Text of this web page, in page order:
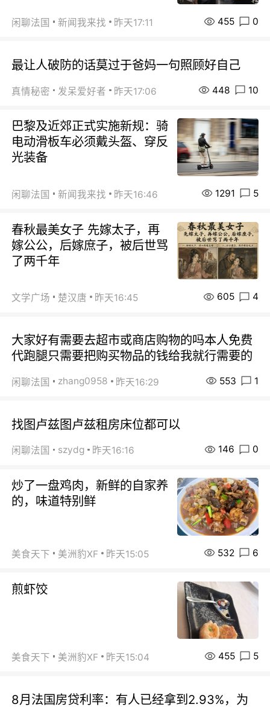
闲聊法国 新闻我来找 昨天17:11 455 0
最让人破防的话莫过于爸妈一句照顾好自己
真情秘密 发呆爱好者 昨天17:06 448 10
巴黎及近郊正式实施新规：骑
电动滑板车必须戴头盔、穿反
光装备
闲聊法国 新闻我来找 昨天16:46 1291 5
春秋最美女子 先嫁太子，再
嫁公公，后嫁庶子，被后世骂
了两千年
文学广场 楚汉唐 昨天16:45 605 4
大家好有需要去超市或商店购物的吗本人免费
代跑腿只需要把购买物品的钱给我就行需要的
闲聊法国 zhang0958 昨天16:29 553 1
找图卢兹图卢兹租房床位都可以
闲聊法国 szydg 昨天16:16 146 0
炒了一盘鸡肉，新鲜的自家养
的，味道特别鲜
美食天下 美洲豹XF 昨天15:05 532 6
煎虾饺
美食天下 美洲豹XF 昨天15:04 455 5
8月法国房贷利率：有人已经拿到2.93%，为